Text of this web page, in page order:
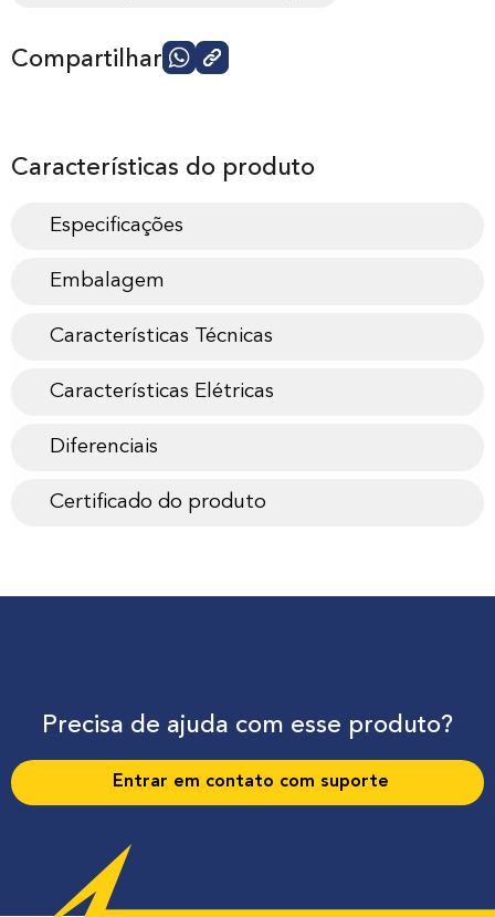
Compartilhar
Características do produto
Especificações
Embalagem
Características Técnicas
Características Elétricas
Diferenciais
Certificado do produto
Precisa de ajuda com esse produto?
Entrar em contato com suporte